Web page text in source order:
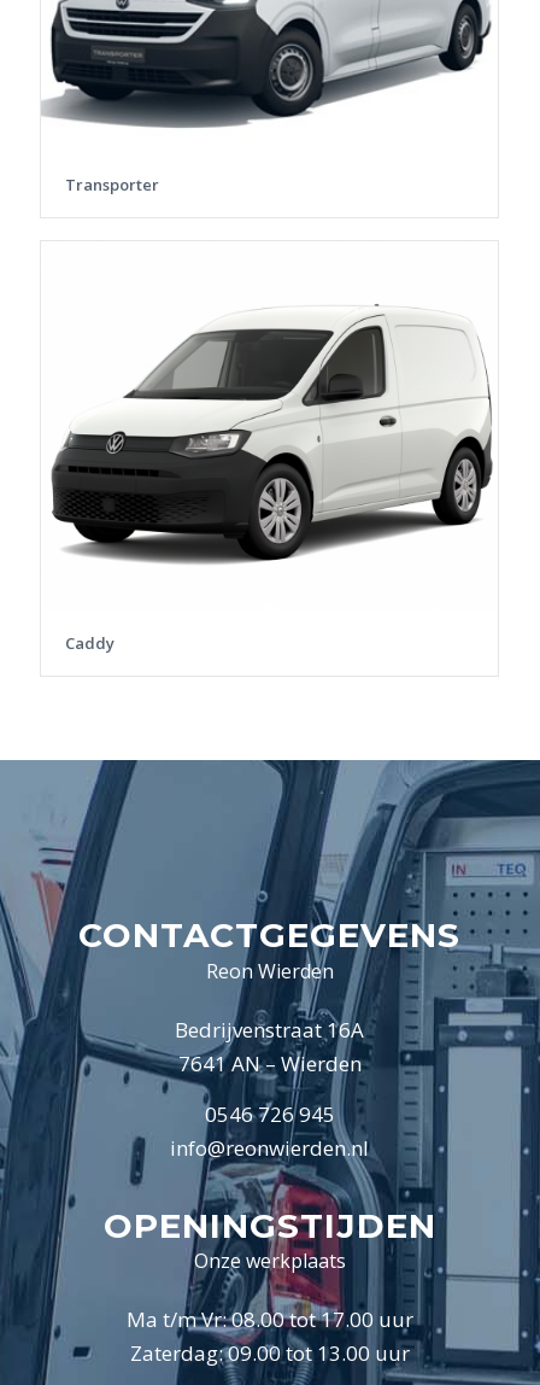
Transporter
Caddy
CONTACTGEGEVENS
Reon Wierden
Bedrijvenstraat 16A
7641 AN – Wierden
0546 726 945
info@reonwierden.nl
OPENINGSTIJDEN
Onze werkplaats
Ma t/m Vr: 08.00 tot 17.00 uur
Zaterdag: 09.00 tot 13.00 uur